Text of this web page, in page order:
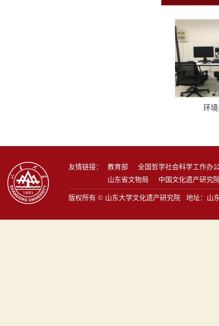
环
友情链接： 教育部
全国哲学社会科学工作办
山东省文物局
中国文化遗产研究
版权所有 © 山东大学文化遗产研究院 地址：山